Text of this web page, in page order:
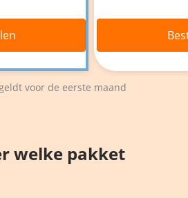
voor de eerste maand
welke pakket